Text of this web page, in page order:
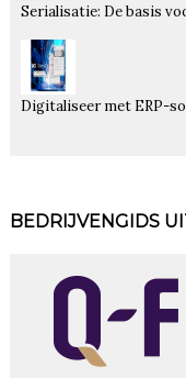
Serialisatie: De basis
Digitaliseer met ERP-
BEDRIJVENGIDS